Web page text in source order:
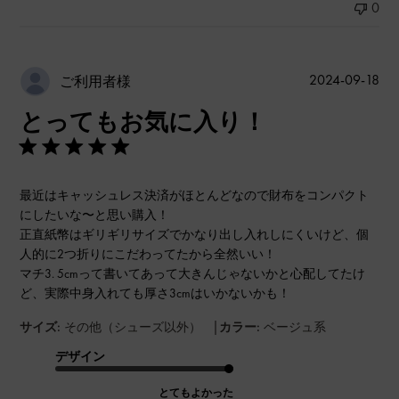
0
ご利用者様
とってもお気に入り！
最近はキャッシュレス決済がほとんどなので財布をコンパクト
にしたいな〜と思い購入！
正直紙幣はギリギリサイズでかなり出し入れしにくいけど、個
人的に2つ折りにこだわってたから全然いい！
マチ3. 5cmって書いてあって大きんじゃないかと心配してたけ
ど、実際中身入れても厚さ3cmはいかないかも！
サイズ: その他（シューズ以外） | カラー: ベージュ系
デザイン
とてもよかった
公
2024-09-18